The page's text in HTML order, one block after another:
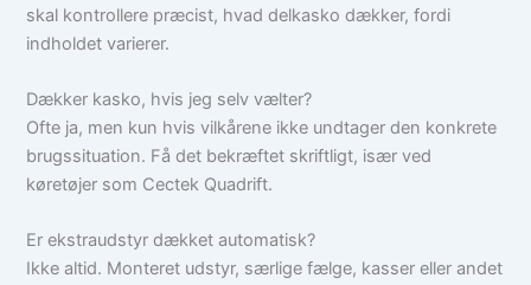
skal kontrollere præcist, hvad delkasko dækker, fordi
indholdet varierer.
Dækker kasko, hvis jeg selv vælter?
Ofte ja, men kun hvis vilkårene ikke undtager den konkrete
brugssituation. Få det bekræftet skriftligt, især ved
køretøjer som Cectek Quadrift.
Er ekstraudstyr dækket automatisk?
Ikke altid. Monteret udstyr, særlige fælge, kasser eller andet